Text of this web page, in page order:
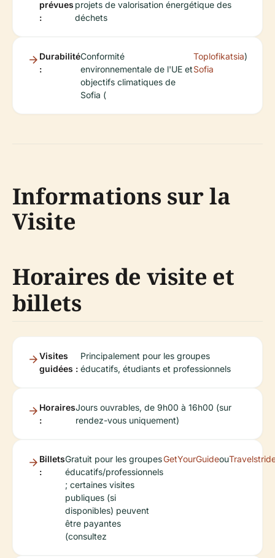
prévues
:
projets de valorisation énergétique des
déchets
Durabilité
:
Conformité
environnementale de l'UE et
objectifs climatiques de
Sofia (
Toplofikatsia
Sofia
)
Informations sur la
Visite
Horaires de visite et
billets
Visites
guidées :
Principalement pour les groupes
éducatifs, étudiants et professionnels
Horaires
:
Jours ouvrables, de 9h00 à 16h00 (sur
rendez-vous uniquement)
Billets
:
Gratuit pour les groupes
éducatifs/professionnels
; certaines visites
publiques (si
disponibles) peuvent
être payantes
(consultez
GetYourGuideou